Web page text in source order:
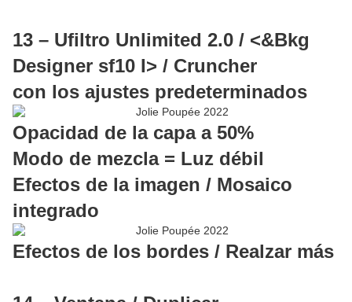
13 – Ufiltro Unlimited 2.0 / <&Bkg
Designer sf10 I> / Cruncher
con los ajustes predeterminados
Opacidad de la capa a 50%
Modo de mezcla = Luz débil
Efectos de la imagen / Mosaico
integrado
Efectos de los bordes / Realzar más